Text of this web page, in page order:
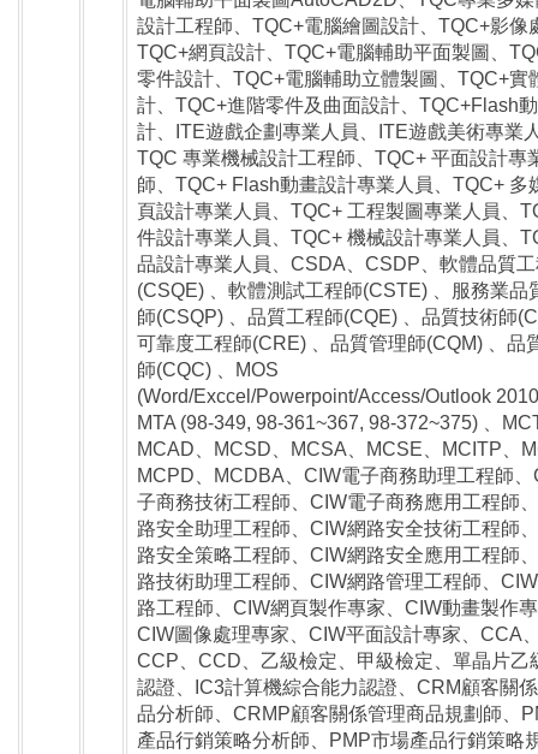
設計工程師、TQC+電腦繪圖設計、TQC+影像
TQC+網頁設計、TQC+電腦輔助平面製圖、
零件設計、TQC+電腦輔助立體製圖、TQC+實
計、TQC+進階零件及曲面設計、TQC+Flash
計、ITE遊戲企劃專業人員、ITE遊戲美術專業
TQC 專業機械設計工程師、TQC+ 平面設計專
師、TQC+ Flash動畫設計專業人員、TQC+ 多
頁設計專業人員、TQC+ 工程製圖專業人員、
件設計專業人員、TQC+ 機械設計專業人員、
品設計專業人員、CSDA、CSDP、軟體品質
(CSQE) 、軟體測試工程師(CSTE) 、服務業品
師(CSQP) 、品質工程師(CQE) 、品質技術師
可靠度工程師(CRE) 、品質管理師(CQM) 、品
師(CQC) 、MOS
(Word/Exccel/Powerpoint/Access/Outlook
MTA (98-349, 98-361~367, 98-372~375) 、
MCAD、MCSD、MCSA、MCSE、MCITP、
MCPD、MCDBA、CIW電子商務助理工程師、
子商務技術工程師、CIW電子商務應用工程師
路安全助理工程師、CIW網路安全技術工程師
路安全策略工程師、CIW網路安全應用工程師
路技術助理工程師、CIW網路管理工程師、
路工程師、CIW網頁製作專家、CIW動畫製作
CIW圖像處理專家、CIW平面設計專家、CCA
CCP、CCD、乙級檢定、甲級檢定、單晶片乙
認證、IC3計算機綜合能力認證、CRM顧客關
品分析師、CRMP顧客關係管理商品規劃師、
產品行銷策略分析師、PMP市場產品行銷策略